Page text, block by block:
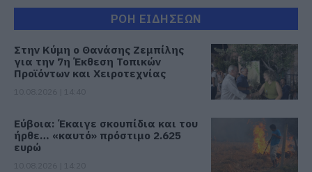
ΡΟΗ ΕΙΔΗΣΕΩΝ
Στην Κύμη ο Θανάσης Ζεμπίλης
για την 7η Έκθεση Τοπικών
Προϊόντων και Χειροτεχνίας
Εύβοια: Έκαιγε σκουπίδια και του
ήρθε… «καυτό» πρόστιμο 2.625
ευρώ